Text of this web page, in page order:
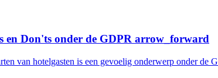
en Don'ts onder de GDPR arrow_forward
van hotelgasten is een gevoelig onderwerp onder